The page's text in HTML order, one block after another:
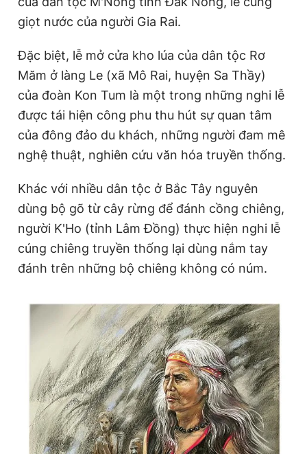
giọt nước của người Gia Rai.
Đặc biệt, lễ mở cửa kho lúa của dân tộc Rơ
Măm ở làng Le (xã Mô Rai, huyện Sa Thầy)
của đoàn Kon Tum là một trong những nghi lễ
được tái hiện công phu thu hút sự quan tâm
của đông đảo du khách, những người đam mê
nghệ thuật, nghiên cứu văn hóa truyền thống.
Khác với nhiều dân tộc ở Bắc Tây nguyên
dùng bộ gõ từ cây rừng để đánh cồng chiêng,
người K'Ho (tỉnh Lâm Đồng) thực hiện nghi lễ
cúng chiêng truyền thống lại dùng nắm tay
đánh trên những bộ chiêng không có núm.